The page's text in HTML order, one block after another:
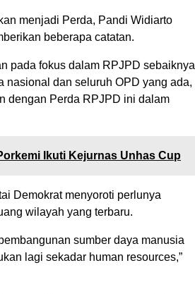
menjadi Perda, Pandi Widiarto
beberapa catatan.
pada fokus dalam RPJPD sebaiknya
nasional dan seluruh OPD yang ada,
dengan Perda RPJPD ini dalam
Ikuti Kejurnas Unhas Cup
Demokrat menyoroti perlunya
wilayah yang terbaru.
sumber daya manusia
lagi sekadar human resources,”